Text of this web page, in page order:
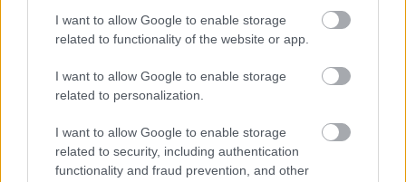
I want to allow Google to enable storage
related to functionality of the website or app.
I want to allow Google to enable storage
related to personalization.
I want to allow Google to enable storage
related to security, including authentication
functionality and fraud prevention, and other
Spárgás, citromos, zöldséges rizottó
Húsimádó•2015. május 23.
Spárgás, citromos, zöldséges rizottó Azzal kell
próbálok hozzá barátilag közeledni, de mégsem az
én világom. Eszter, a nejem azonban nagyon odavan
érte - a hűtőnk pedig egy bio termelő jóvoltából